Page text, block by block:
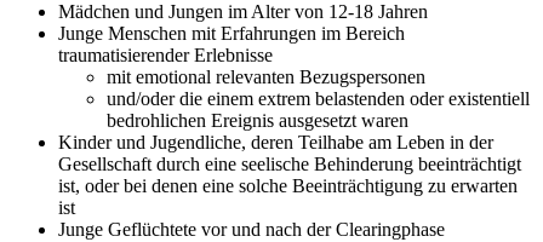
Mädchen und Jungen im Alter von 12-18 Jahren
Junge Menschen mit Erfahrungen im Bereich
traumatisierender Erlebnisse
mit emotional relevanten Bezugspersonen
und/oder die einem extrem belastenden oder existentiell
bedrohlichen Ereignis ausgesetzt waren
Kinder und Jugendliche, deren Teilhabe am Leben in der
Gesellschaft durch eine seelische Behinderung beeinträchtigt
ist, oder bei denen eine solche Beeinträchtigung zu erwarten
ist
Junge Geflüchtete vor und nach der Clearingphase